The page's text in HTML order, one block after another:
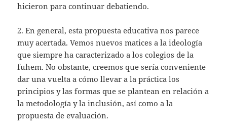
hicieron para continuar debatiendo.
2. En general, esta propuesta educativa nos parece
muy acertada. Vemos nuevos matices a la ideología
que siempre ha caracterizado a los colegios de la
fuhem. No obstante, creemos que sería conveniente
dar una vuelta a cómo llevar a la práctica los
principios y las formas que se plantean en relación a
la metodología y la inclusión, así como a la
propuesta de evaluación.